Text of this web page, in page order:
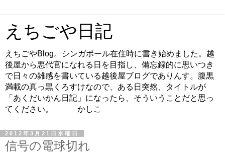
えちごや日記
えちごやBlog。シンガポール在住時に書き始めました。越
後屋から悪代官になれる日を目指し、備忘録的に思いつき
で日々の雑感を書いている越後屋ブログでありんす。腹黒
満載の真っ黒くろすけなので、ある日突然、タイトルが
「あくだいかん日記」になったら、そういうことだと思っ
てください。 かしこ
2012年3月21日水曜日
信号の電球切れ